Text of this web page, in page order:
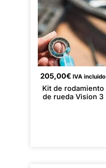
205,00€ IVA incluido
Kit de rodamiento
de rueda Vision 3